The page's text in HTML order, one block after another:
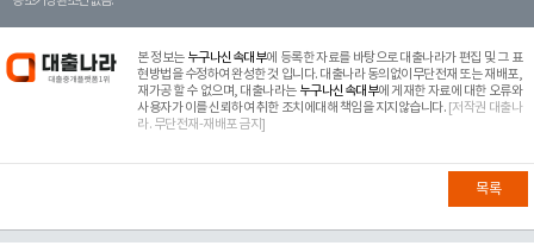
본 정보는 누구나신속대부에 등록한 자료를 바탕으로 대출나라가 편집 및 그 표
현방법을 수정하여 완성한 것 입니다. 대출나라 동의없이무단전재 또는 재배포,
재가공 할 수 없으며, 대출나라는 누구나신속대부에 게재한 자료에 대한 오류와
사용자가 이를 신뢰하여 취한 조치에대해 책임을 지지않습니다. [저작권 대출나
라. 무단전재-재배포 금지]
목록